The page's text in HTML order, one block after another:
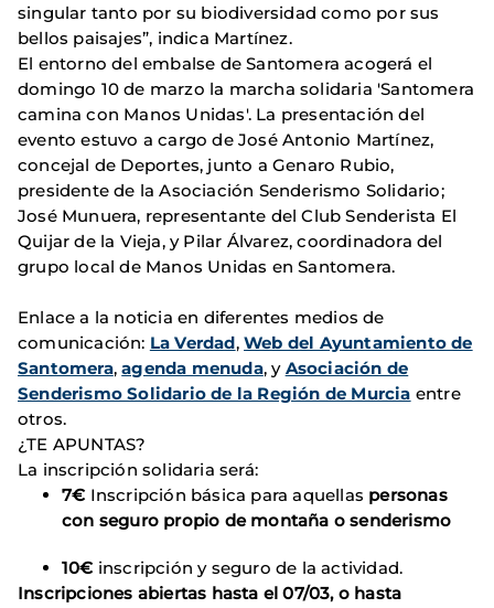
singular tanto por su biodiversidad como por sus
bellos paisajes”, indica Martínez.
El entorno del embalse de Santomera acogerá el
domingo 10 de marzo la marcha solidaria 'Santomera
camina con Manos Unidas'. La presentación del
evento estuvo a cargo de José Antonio Martínez,
concejal de Deportes, junto a Genaro Rubio,
presidente de la Asociación Senderismo Solidario;
José Munuera, representante del Club Senderista El
Quijar de la Vieja, y Pilar Álvarez, coordinadora del
grupo local de Manos Unidas en Santomera.
Enlace a la noticia en diferentes medios de
comunicación: La Verdad,Web del Ayuntamiento de
Santomera,agenda menuda, y Asociación de
Senderismo Solidario de la Región de Murcia entre
otros.
¿TE APUNTAS?
La inscripción solidaria será:
7€ Inscripción básica para aquellas personas
con seguro propio de montaña o senderismo
10€ inscripción y seguro de la actividad.
Inscripciones abiertas hasta el 07/03, o hasta